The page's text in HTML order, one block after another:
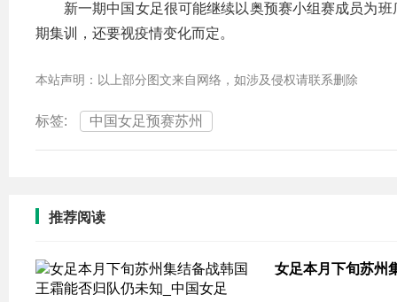
新一期中国女足很可能继续以奥预赛小组赛成员为
期集训，还要视疫情变化而定。
本站声明：以上部分图文来自网络，如涉及侵权请联系删除
标签: 中国女足预赛苏州
推荐阅读
女足本月下旬苏州